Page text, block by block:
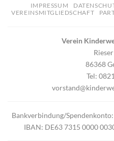
IMPRESSUM
VEREINSMITGLIEDSCHAFT
Verein
86368
Tel:
Bankverbindung/
IBAN: DE63 7315 0000